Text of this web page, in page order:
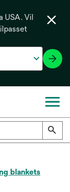
USA. Vil
blankets